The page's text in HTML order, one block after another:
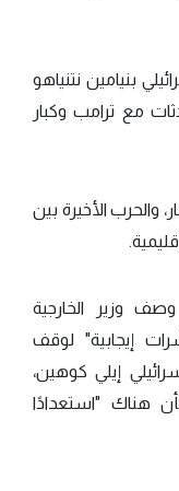
بنيامين نتنياهو
مع ترامب وكبار
والحرب الأخيرة بين
وزير الخارجية
إيجابية" لوقف
إيلي كوهين،
هناك "استعدادًا